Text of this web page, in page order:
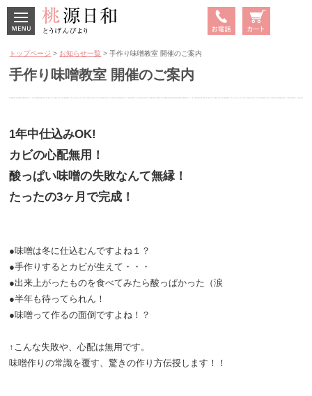
MENU
トップページ > お知らせ一覧 > 手作り味噌教室 開催のご案内
手作り味噌教室 開催のご案内
1年中仕込みOK!
カビの心配無用！
酸っぱい味噌の失敗なんて無縁！
たったの3ヶ月で完成！
●味噌は冬に仕込むんですよね１？
●手作りするとカビが生えて・・・
●出来上がったものを食べてみたら酸っぱかった（涙
●半年も待ってられん！
●味噌って作るの面倒ですよね！？
↑こんな失敗や、心配は無用です。
味噌作りの常識を覆す、驚きの作り方伝授します！！